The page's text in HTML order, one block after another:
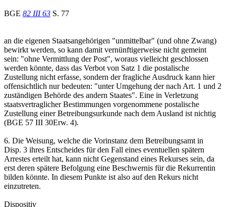
BGE 82 III 63 S. 77
an die eigenen Staatsangehörigen "unmittelbar" (und ohne Zwang)
bewirkt werden, so kann damit vernünftigerweise nicht gemeint
sein: "ohne Vermittlung der Post", woraus vielleicht geschlossen
werden könnte, dass das Verbot von Satz 1 die postalische
Zustellung nicht erfasse, sondern der fragliche Ausdruck kann hier
offensichtlich nur bedeuten: "unter Umgehung der nach Art. 1 und 2
zuständigen Behörde des andern Staates". Eine in Verletzung
staatsvertraglicher Bestimmungen vorgenommene postalische
Zustellung einer Betreibungsurkunde nach dem Ausland ist nichtig
(BGE 57 III 30Erw. 4).
6. Die Weisung, welche die Vorinstanz dem Betreibungsamt in
Disp. 3 ihres Entscheides für den Fall eines eventuellen spätern
Arrestes erteilt hat, kann nicht Gegenstand eines Rekurses sein, da
erst deren spätere Befolgung eine Beschwernis für die Rekurrentin
bilden könnte. In diesem Punkte ist also auf den Rekurs nicht
einzutreten.
Dispositiv